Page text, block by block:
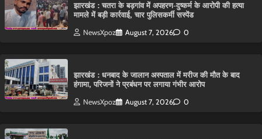
झारखंड : चतरा के बड़गांव में अपहरण-दुष्कर्म के आरोपी की हत्या
मामले में बड़ी कार्रवाई, चार पुलिसकर्मी सस्पेंड
NewsXpoz August 7, 2026 0
झारखंड : धनबाद के जालान अस्पताल में मरीज की मौत के बाद
हंगामा, परिजनों ने प्रबंधन पर लगाया गंभीर आरोप
NewsXpoz August 7, 2026 0